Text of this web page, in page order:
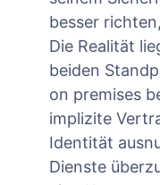
besser
Die Realität
beiden
on premises
implizite
Identität
Dienste